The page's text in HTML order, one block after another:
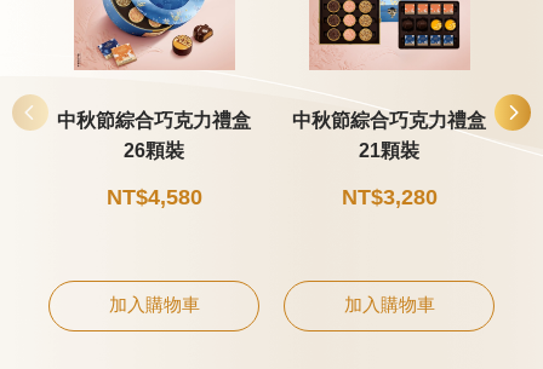
中秋節綜合巧克力禮盒
26顆裝
NT$4,580
加入購物車
中秋節綜合巧克力禮盒
21顆裝
NT$3,280
加入購物車